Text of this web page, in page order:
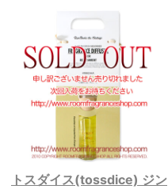
トスダイス(tossdice) ジン